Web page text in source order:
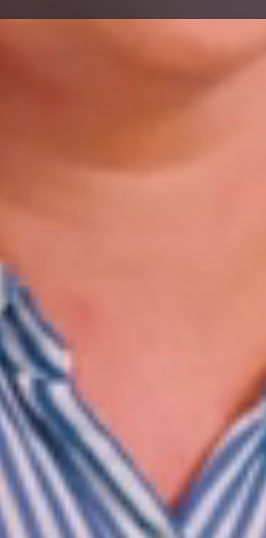
WhatsApp Asesoría SEO
🌐 Agencia de Marketing Digital, SEO &
IA | SeoImpacto
Servicios de Posicionamiento
🚀Posicionamiento Web SEO con IA
📍
SEO Local & Google My Business
💻Diseño Web de Alto Impacto
📊
Pauta Digital & Google Ads
Sedes & Cobertura Internacional
🇨🇴Colombia (Bogotá, Medellín, Cali, Armenia)